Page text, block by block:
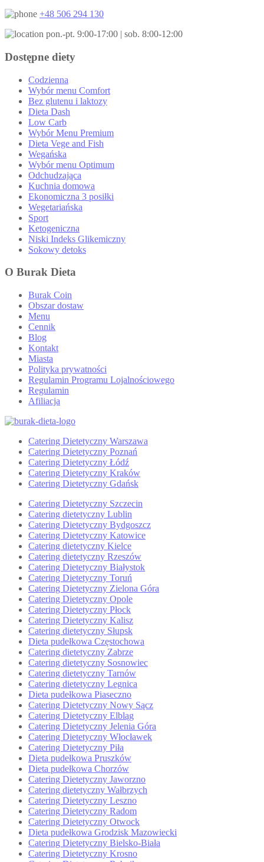
+48 506 294 130
pon.-pt. 9:00-17:00 | sob. 8:00-12:00
Dostępne diety
Codzienna
Wybór menu Comfort
Bez glutenu i laktozy
Dieta Dash
Low Carb
Wybór Menu Premium
Dieta Vege and Fish
Wegańska
Wybór menu Optimum
Odchudzająca
Kuchnia domowa
Ekonomiczna 3 posiłki
Wegetariańska
Sport
Ketogeniczna
Niski Indeks Glikemiczny
Sokowy detoks
O Burak Dieta
Burak Coin
Obszar dostaw
Menu
Cennik
Blog
Kontakt
Miasta
Polityka prywatności
Regulamin Programu Lojalnościowego
Regulamin
Afiliacja
Catering Dietetyczny Warszawa
Catering Dietetyczny Poznań
Catering Dietetyczny Łódź
Catering Dietetyczny Kraków
Catering Dietetyczny Gdańsk
Catering Dietetyczny Szczecin
Catering dietetyczny Lublin
Catering Dietetyczny Bydgoszcz
Catering Dietetyczny Katowice
Catering dietetyczny Kielce
Catering dietetyczny Rzeszów
Catering Dietetyczny Białystok
Catering Dietetyczny Toruń
Catering Dietetyczny Zielona Góra
Catering Dietetyczny Opole
Catering Dietetyczny Płock
Catering Dietetyczny Kalisz
Catering dietetyczny Słupsk
Dieta pudełkowa Częstochowa
Catering dietetyczny Zabrze
Catering dietetyczny Sosnowiec
Catering dietetyczny Tarnów
Catering dietetyczny Legnica
Dieta pudełkowa Piaseczno
Catering Dietetyczny Nowy Sącz
Catering Dietetyczny Elbląg
Catering Dietetyczny Jelenia Góra
Catering Dietetyczny Włocławek
Catering Dietetyczny Piła
Dieta pudełkowa Pruszków
Dieta pudełkowa Chorzów
Catering Dietetyczny Jaworzno
Catering dietetyczny Wałbrzych
Catering Dietetyczny Leszno
Catering Dietetyczny Radom
Catering Dietetyczny Otwock
Dieta pudełkowa Grodzisk Mazowiecki
Catering Dietetyczny Bielsko-Biała
Catering Dietetyczny Krosno